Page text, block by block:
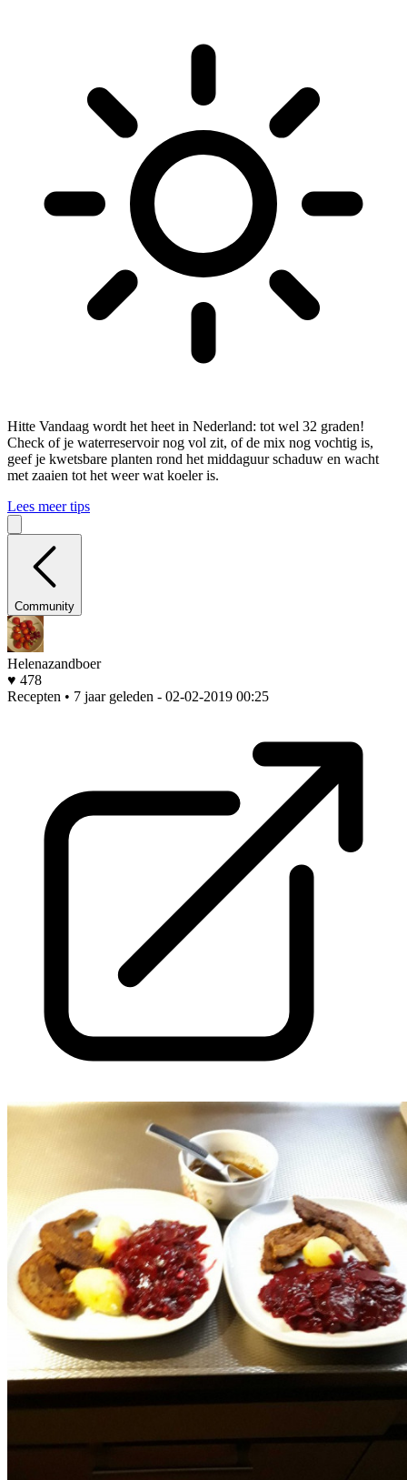
Hitte Vandaag wordt het heet in Nederland: tot wel 32 graden!
Check of je waterreservoir nog vol zit, of de mix nog vochtig is,
geef je kwetsbare planten rond het middaguur schaduw en wacht
met zaaien tot het weer wat koeler is.
Lees meer tips
Community
Helenazandboer
♥ 478
Recepten • 7 jaar geleden - 02-02-2019 00:25